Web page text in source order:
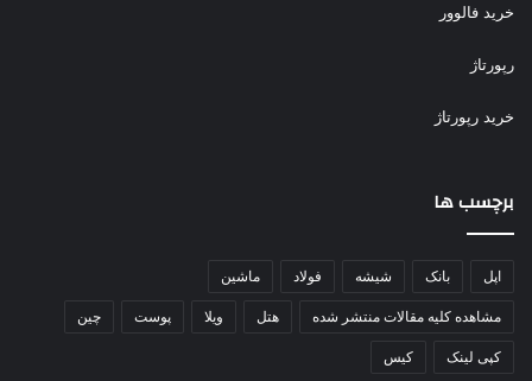
خرید فالوور
رپورتاژ
خرید رپورتاژ
برچسب ها
اپل بانک شیشه فولاد ماشین
مشاهده کلیه مقالات منتشر شده هتل ویلا پوست چین
کپی لینک کیس